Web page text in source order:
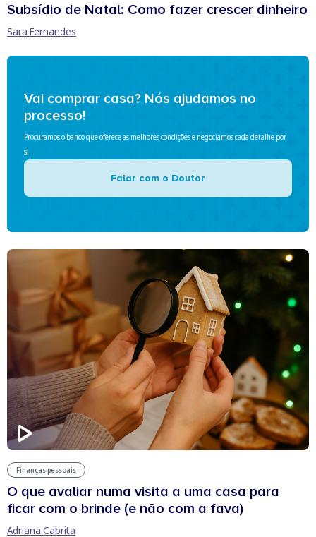
Subsídio de Natal: Como fazer crescer dinheiro
Sara Fernandes
Vai comprar casa? Nós ajudamos no
processo!
Procuramos o banco que oferece as melhores condições e negociamos cada detalhe por
si.
Falar com o Doutor
Finanças pessoais
O que avaliar numa visita a uma casa para
ficar com o brinde (e não com a fava)
Adriana Cabrita